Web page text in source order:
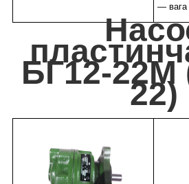
— вага
БГ12-22М
22)